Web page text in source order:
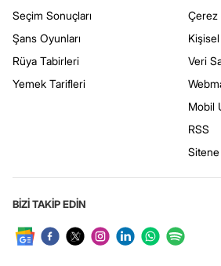
Seçim Sonuçları
Şans Oyunları
Rüya Tabirleri
Yemek Tarifleri
Çerez
Veri
Mobil
RSS
Sitene
BİZİ TAKİP EDİN